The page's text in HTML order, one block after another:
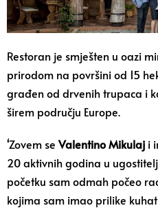
Restoran je smješten u oazi
prirodom na površini od 15
građen od drvenih trupaca i
širem području Europe.
‘Zovem seValentino Mikulaj i
20 aktivnih godina u
početku sam odmah počeo
kojima sam imao prilike